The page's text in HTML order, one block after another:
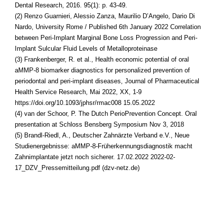
Dental Research, 2016. 95(1): p. 43-49.
(2) Renzo Guarnieri, Alessio Zanza, Maurilio D’Angelo, Dario Di
Nardo, University Rome / Published 6th January 2022 Correlation
between Peri-Implant Marginal Bone Loss Progression and Peri-
Implant Sulcular Fluid Levels of Metalloproteinase
(3) Frankenberger, R. et al., Health economic potential of oral
aMMP-8 biomarker diagnostics for personalized prevention of
periodontal and peri-implant diseases, Journal of Pharmaceutical
Health Service Research, Mai 2022, XX, 1-9
https://doi.org/10.1093/jphsr/rmac008 15.05.2022
(4) van der Schoor, P. The Dutch PerioPrevention Concept. Oral
presentation at Schloss Bensberg Symposium Nov 3, 2018
(5) Brandl-Riedl, A., Deutscher Zahnärzte Verband e.V., Neue
Studienergebnisse: aMMP-8-Früherkennungsdiagnostik macht
Zahnimplantate jetzt noch sicherer. 17.02.2022 2022-02-
17_DZV_Pressemitteilung.pdf (dzv-netz.de)